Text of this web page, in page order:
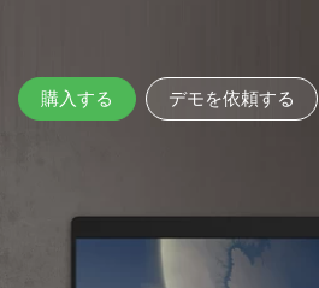
購入する デモを依頼する